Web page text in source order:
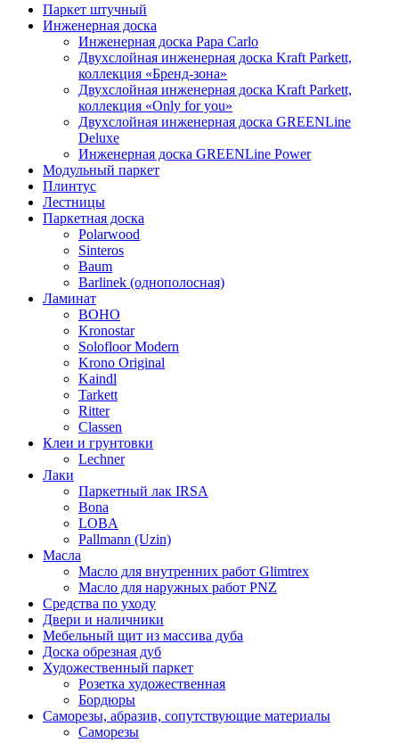
Паркет штучный
Инженерная доска
Инженерная доска Papa Carlo
Двухслойная инженерная доска Kraft Parkett,
коллекция «Бренд-зона»
Двухслойная инженерная доска Kraft Parkett,
коллекция «Only for you»
Двухслойная инженерная доска GREENLine
Deluxe
Инженерная доска GREENLine Power
Модульный паркет
Плинтус
Лестницы
Паркетная доска
Polarwood
Sinteros
Baum
Barlinek (однополосная)
Ламинат
BOHO
Kronostar
Solofloor Modern
Krono Original
Kaindl
Tarkett
Ritter
Classen
Клеи и грунтовки
Lechner
Лаки
Паркетный лак IRSA
Bona
LOBA
Pallmann (Uzin)
Масла
Масло для внутренних работ Glimtrex
Масло для наружных работ PNZ
Средства по уходу
Двери и наличники
Мебельный щит из массива дуба
Доска обрезная дуб
Художественный паркет
Розетка художественная
Бордюры
Саморезы, абразив, сопутствующие материалы
Саморезы